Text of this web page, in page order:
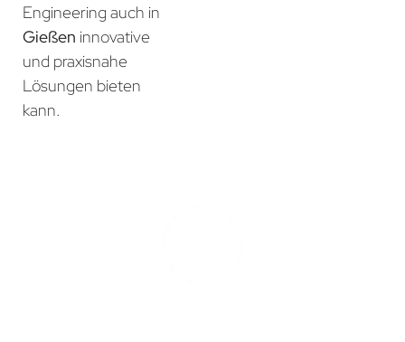
Engineering auch in
Gießen innovative
und praxisnahe
Lösungen bieten
kann.